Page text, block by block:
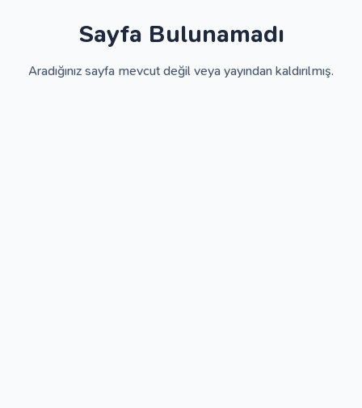
Sayfa Bulunamadı
Aradığınız sayfa mevcut değil veya yayından kaldırılmış.